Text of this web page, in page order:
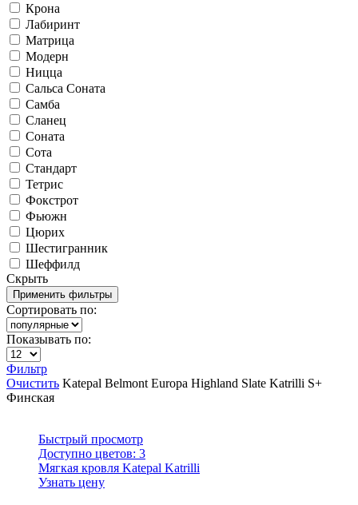
Крона
Лабиринт
Матрица
Модерн
Ницца
Сальса Соната
Самба
Сланец
Соната
Сота
Стандарт
Тетрис
Фокстрот
Фьюжн
Цюрих
Шестигранник
Шеффилд
Скрыть
Сортировать по:
Показывать по:
Фильтр
Очистить Katepal Belmont Europa Highland Slate Katrilli S+
Финская
Быстрый просмотр
Доступно цветов: 3
Мягкая кровля Katepal Katrilli
Узнать цену